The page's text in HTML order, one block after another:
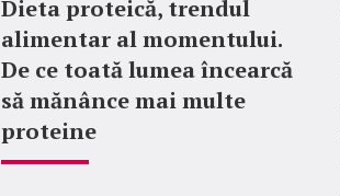
Dieta proteică, trendul
alimentar al momentului.
De ce toată lumea încearcă
să mănânce mai multe
proteine